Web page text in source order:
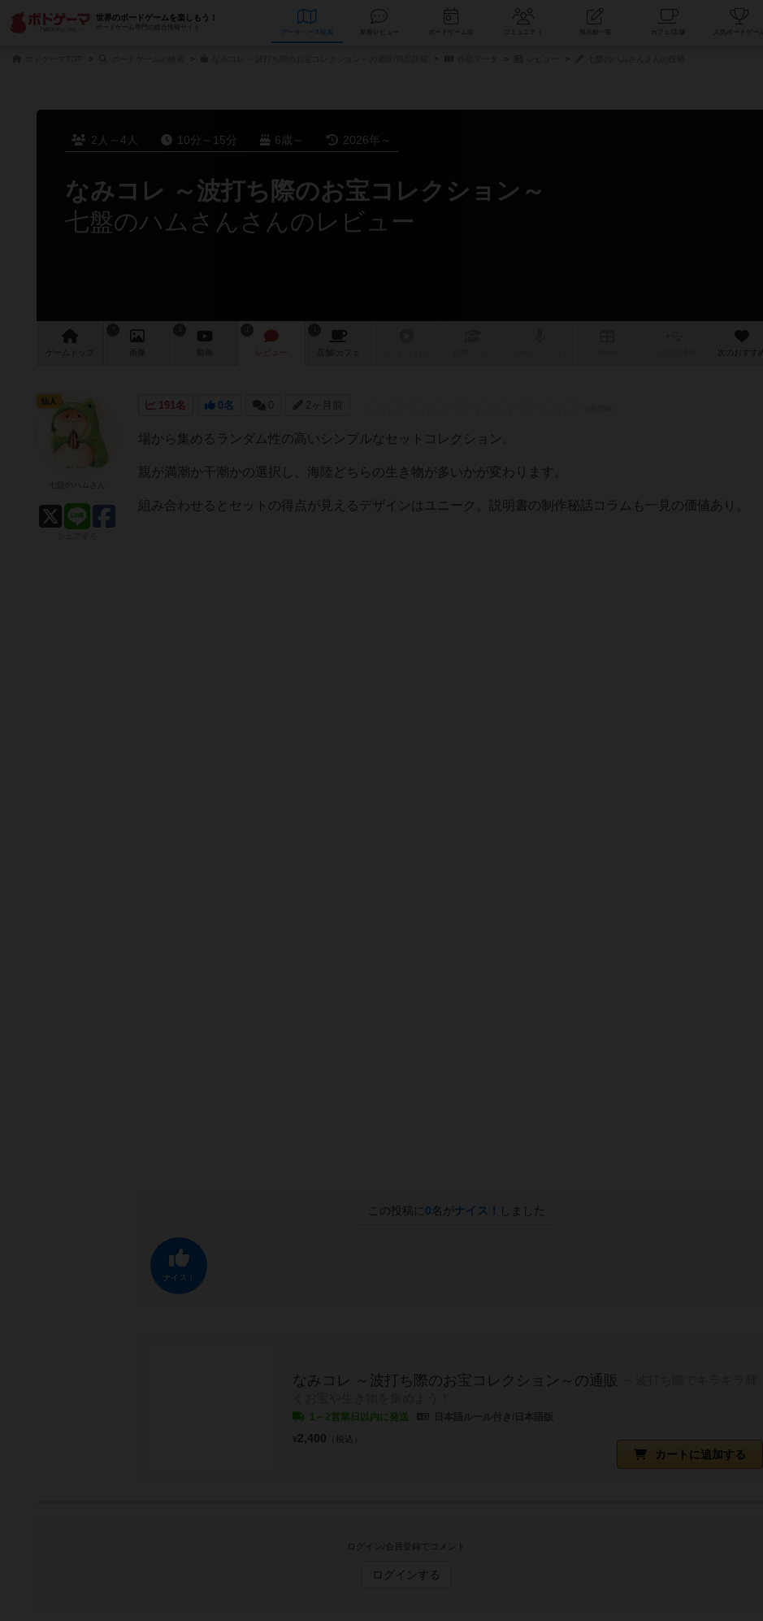
世界のボードゲームを楽しもう！
ボードゲーム専門の総合情報サイト
データベース コミュニティ
2人～4人 10分～15分 6歳～ 2026年～
なみコレ ～波打ち際のお宝コレクション～
七盤のハムさんさんのレビュー
ゲーム 画像 レビュー 店舗/ カフェ 次のおすすめ
191名 0名 0 2ヶ月前
場から集めるランダム性の高いシンプルなセットコレクション。
親が満潮か干潮かの選択し、海陸どちらの生き物が多いかが変わります。
組み合わせるとセットの得点が見えるデザインはユニーク。説明書の制作秘話コラムも一見の価値あり。
この投稿に 0名がナイス！ しました
ナイス！
なみコレ ～波打ち際のお宝コレクション～の通販
1～2営業日以内に発送
カートに追加する
¥2,400 （税込）
仙人
ログイン/会員登録でコメント
ログインする